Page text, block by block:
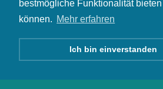
bestmögliche Funktionalität bieten
können. Mehr erfahren
Ich bin einverstanden